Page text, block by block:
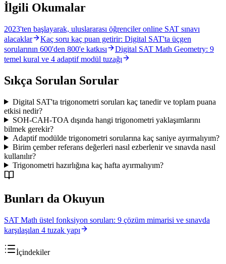
İlgili Okumalar
2023'ten başlayarak, uluslararası öğrenciler online SAT sınavı
alacaklar
Kaç soru kaç puan getirir: Digital SAT'ta üçgen
sorularının 600'den 800'e katkısı
Digital SAT Math Geometry: 9
temel kural ve 4 adaptif modül tuzağı
Sıkça Sorulan Sorular
Digital SAT'ta trigonometri soruları kaç tanedir ve toplam puana
etkisi nedir?
SOH-CAH-TOA dışında hangi trigonometri yaklaşımlarını
bilmek gerekir?
Adaptif modülde trigonometri sorularına kaç saniye ayırmalıyım?
Birim çember referans değerleri nasıl ezberlenir ve sınavda nasıl
kullanılır?
Trigonometri hazırlığına kaç hafta ayırmalıyım?
Bunları da Okuyun
SAT Math üstel fonksiyon soruları: 9 çözüm mimarisi ve sınavda
karşılaşılan 4 tuzak yapı
İçindekiler